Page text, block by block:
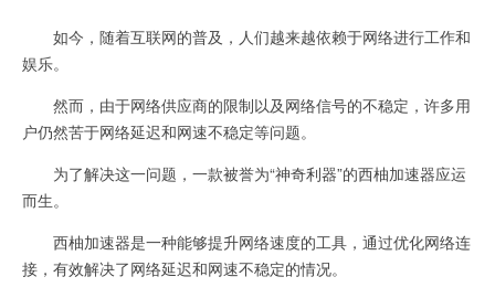
如今，随着互联网的普及，人们越来越依赖于网络进行工作和
娱乐。
然而，由于网络供应商的限制以及网络信号的不稳定，许多用
户仍然苦于网络延迟和网速不稳定等问题。
为了解决这一问题，一款被誉为“神奇利器”的西柚加速器应运
而生。
西柚加速器是一种能够提升网络速度的工具，通过优化网络连
接，有效解决了网络延迟和网速不稳定的情况。